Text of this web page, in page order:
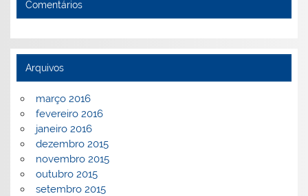
Comentários
Arquivos
março 2016
fevereiro 2016
janeiro 2016
dezembro 2015
novembro 2015
outubro 2015
setembro 2015